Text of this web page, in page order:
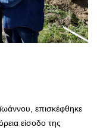
επισκέφθηκε
είσοδο της